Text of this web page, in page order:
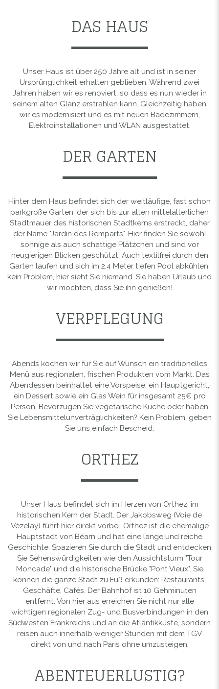
DAS HAUS
Unser Haus ist über 250 Jahre alt und ist in seiner
Ursprünglichkeit erhalten geblieben. Während zwei
Jahren haben wir es renoviert, so dass es nun wieder in
seinem alten Glanz erstrahlen kann. Gleichzeitig haben
wir es modernisiert und es mit neuen Badezimmern,
Elektroinstallationen und WLAN ausgestattet.
DER GARTEN
Hinter dem Haus befindet sich der weitläufige, fast schon
parkgroße Garten, der sich bis zur alten mittelalterlichen
Stadtmauer des historischen Stadtkerns erstreckt, daher
der Name "Jardin des Remparts". Hier finden Sie sowohl
sonnige als auch schattige Plätzchen und sind vor
neugierigen Blicken geschützt. Auch textilfrei durch den
Garten laufen und sich im 2,4 Meter tiefen Pool abkühlen:
kein Problem, hier sieht Sie niemand. Sie haben Urlaub und
wir möchten, dass Sie ihn genießen!
VERPFLEGUNG
Abends kochen wir für Sie auf Wunsch ein traditionelles
Menü aus regionalen, frischen Produkten vom Markt. Das
Abendessen beinhaltet eine Vorspeise, ein Hauptgericht,
ein Dessert sowie ein Glas Wein für insgesamt 25€ pro
Person. Bevorzugen Sie vegetarische Küche oder haben
Sie Lebensmittelunverträglichkeiten? Kein Problem, geben
Sie uns einfach Bescheid.
ORTHEZ
Unser Haus befindet sich im Herzen von Orthez, im
historischen Kern der Stadt. Der Jakobsweg (Voie de
Vézelay) führt hier direkt vorbei. Orthez ist die ehemalige
Hauptstadt von Béarn und hat eine lange und reiche
Geschichte. Spazieren Sie durch die Stadt und entdecken
Sie Sehenswürdigkeiten wie den Aussichtsturm "Tour
Moncade" und die historische Brücke "Pont Vieux". Sie
können die ganze Stadt zu Fuß erkunden: Restaurants,
Geschäfte, Cafés. Der Bahnhof ist 10 Gehminuten
entfernt. Von hier aus erreichen Sie nicht nur alle
wichtigen regionalen Zug- und Busverbindungen in den
Südwesten Frankreichs und an die Atlantikküste, sondern
reisen auch innerhalb weniger Stunden mit dem TGV
direkt von und nach Paris ohne umzusteigen.
ABENTEUERLUSTIG?